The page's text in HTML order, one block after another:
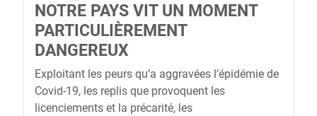
NOTRE PAYS VIT UN MOMENT
PARTICULIÈREMENT
DANGEREUX
Exploitant les peurs qu’a aggravées l’épidémie de
Covid-19, les replis que provoquent les
licenciements et la précarité, les